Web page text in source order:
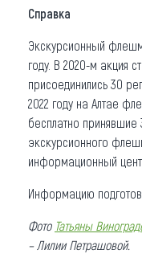
Справка
Экскурсионный
году. В 2020-м акция
присоединились 30
2022 году на Алтае
бесплатно принявшие
экскурсионного
информационный
Информацию
Фото Татьяны
– Лилии Петрашовой.